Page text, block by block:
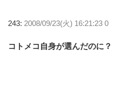
243: 2008/09/23(火) 16:21:23 0
コトメコ自身が選んだのに？